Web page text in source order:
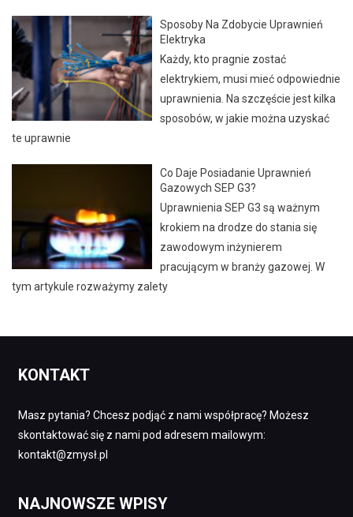
Sposoby Na Zdobycie Uprawnień
Elektryka
Każdy, kto pragnie zostać
elektrykiem, musi mieć odpowiednie
uprawnienia. Na szczęście jest kilka
sposobów, w jakie można uzyskać
te uprawnie
Co Daje Posiadanie Uprawnień
Gazowych SEP G3?
Uprawnienia SEP G3 są ważnym
krokiem na drodze do stania się
zawodowym inżynierem
pracującym w branży gazowej. W
tym artykule rozważymy zalety
KONTAKT
Masz pytania? Chcesz podjąć z nami współpracę? Możesz
skontaktować się z nami pod adresem mailowym:
kontakt@zmysł.pl
NAJNOWSZE WPISY